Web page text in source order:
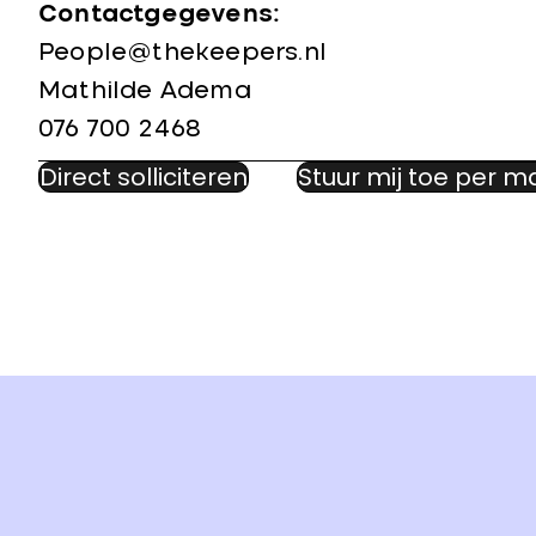
Contactgegevens:
People@thekeepers.nl
Mathilde Adema
076 700 2468
Direct solliciteren Stuur mij toe per